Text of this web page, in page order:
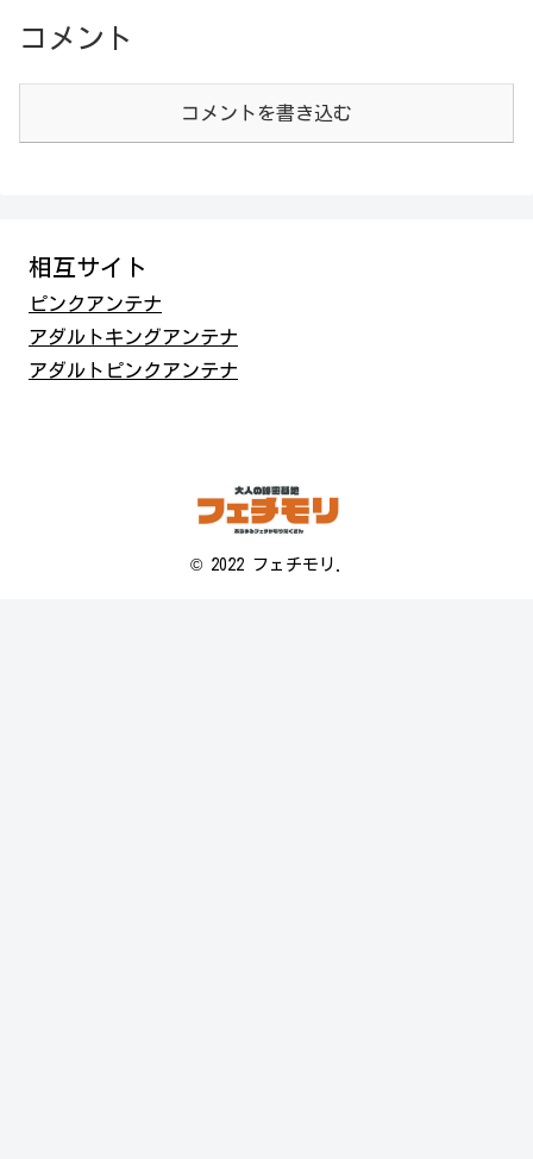
コメント
コメントを書き込む
相互サイト
ピンクアンテナ
アダルトキングアンテナ
アダルトピンクアンテナ
© 2022 フェチモリ.